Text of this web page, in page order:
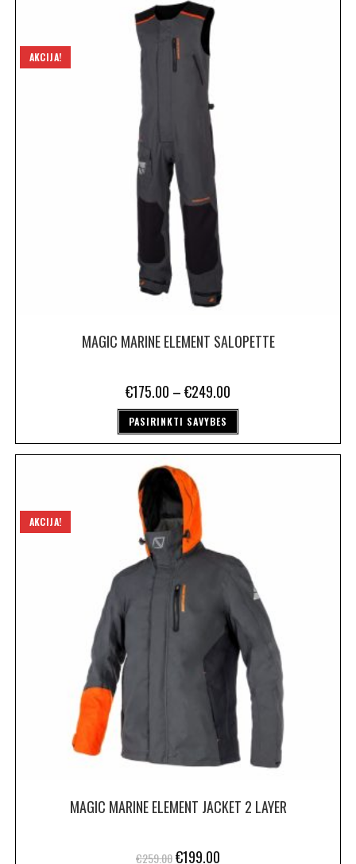
AKCIJA!
MAGIC MARINE ELEMENT SALOPETTE
€175.00 –€249.00
PASIRINKTI SAVYBES
AKCIJA!
MAGIC MARINE ELEMENT JACKET 2 LAYER
€259.00€199.00